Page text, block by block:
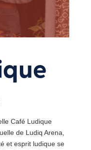
Café Ludique
de Ludiq Arena,
et esprit ludique se